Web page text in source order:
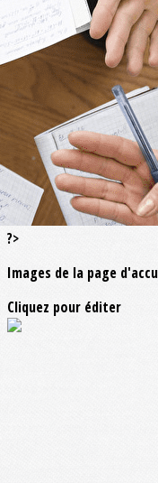
Exporter les lignes
Exporter toutes les
Exporter
Menu
<
La Peep : une
L'association
L'union
?>
Images de la page
Cliquez pour éditer